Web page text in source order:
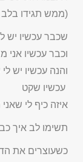
(ממש תגידו
שכבר עכשיו יש
וכבר עכשיו אני
והנה עכשיו יש
עכשיו שקט
איזה כיף לי
תשימו לב איך
כשעוצרים את